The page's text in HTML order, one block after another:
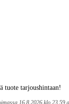
tuote tarjoushintaan!
16.8.2026 klo